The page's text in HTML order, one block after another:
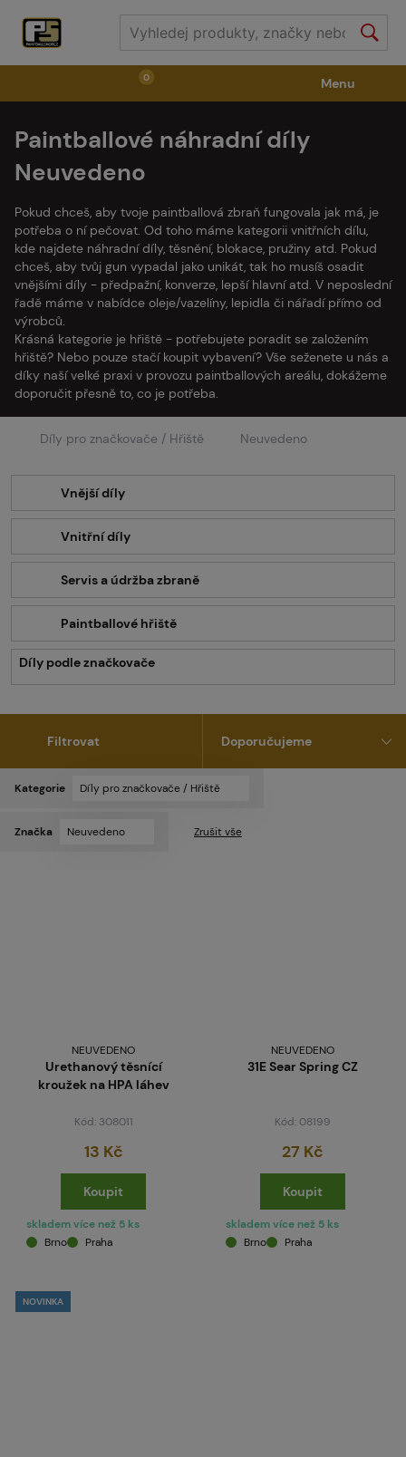
0
Zbraně Příslušenství ke zbraním Výstroj
Díly pro značkovače / Hřiště Oblečení / Obuv
Pyrotechnika
Menu
Paintballové náhradní díly
Neuvedeno
Pokud chceš, aby tvoje paintballová zbraň fungovala jak má, je
potřeba o ní pečovat. Od toho máme kategorii vnitřních dílu,
kde najdete náhradní díly, těsnění, blokace, pružiny atd. Pokud
chceš, aby tvůj gun vypadal jako unikát, tak ho musíš osadit
vnějšími díly - předpažní, konverze, lepší hlavní atd. V neposlední
řadě máme v nabídce oleje/vazelíny, lepidla či nářadí přímo od
výrobců.
Krásná kategorie je hřiště - potřebujete poradit se založením
hřiště? Nebo pouze stačí koupit vybavení? Vše seženete u nás a
díky naší velké praxi v provozu paintballových areálu, dokážeme
doporučit přesně to, co je potřeba.
Díly pro značkovače / Hřiště Neuvedeno
Vnější díly
Vnitřní díly
Servis a údržba zbraně
Paintballové hřiště
Díly podle značkovače
Filtrovat
Kategorie Díly pro značkovače / Hřiště
Značka Neuvedeno Zrušit vše
NEUVEDENO
Urethanový těsnící
kroužek na HPA láhev
Kód: 308011
13 Kč
Koupit
skladem více než 5 ks
Brno
Praha
NEUVEDENO
31E Sear Spring CZ
Kód: 08199
27 Kč
Koupit
skladem více než 5 ks
Brno
Praha
NOVINKA